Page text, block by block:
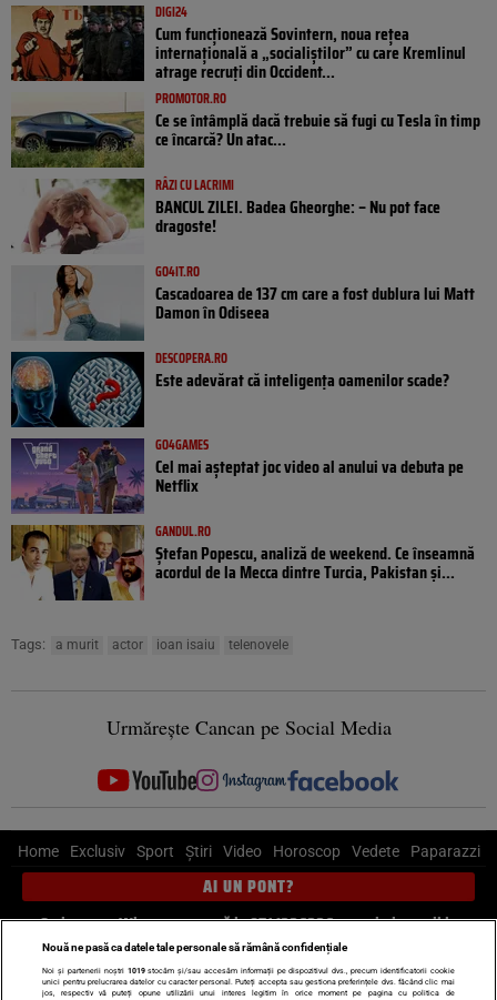
DIGI24
Cum funcționează Sovintern, noua rețea
internațională a „socialiștilor” cu care Kremlinul
atrage recruți din Occident...
PROMOTOR.RO
Ce se întâmplă dacă trebuie să fugi cu Tesla în timp
ce încarcă? Un atac...
RÂZI CU LACRIMI
BANCUL ZILEI. Badea Gheorghe: – Nu pot face
dragoste!
GO4IT.RO
Cascadoarea de 137 cm care a fost dublura lui Matt
Damon în Odiseea
DESCOPERA.RO
Este adevărat că inteligența oamenilor scade?
GO4GAMES
Cel mai așteptat joc video al anului va debuta pe
Netflix
GANDUL.RO
Ștefan Popescu, analiză de weekend. Ce înseamnă
acordul de la Mecca dintre Turcia, Pakistan şi...
Tags: a murit actor ioan isaiu telenovele
Urmărește Cancan pe Social Media
Home Exclusiv Sport Știri Video Horoscop Vedete Paparazzi
AI UN PONT?
Scrie-ne pe Whatsapp, sună la 0741226226 sau trimite mail la
pont@cancan.ro
Știri interne Știri externe Politică
Nouă ne pasă ca datele tale personale să rămână confidențiale
Noi și partenerii noștri 1019stocăm și/sau accesăm informații pe dispozitivul dvs., precum identificatorii cookie
unici pentru prelucrarea datelor cu caracter personal. Puteți accepta sau gestiona preferințele dvs. făcând clic mai
jos, respectiv vă puteți opune utilizării unui interes legitim în orice moment pe pagina cu politica de